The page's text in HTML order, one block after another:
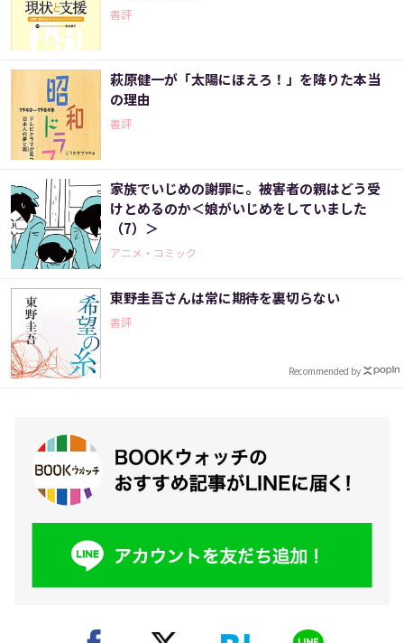
書評
萩原健一が「太陽にほえろ！」を降りた本当
の理由
書評
家族でいじめの謝罪に。被害者の親はどう受
けとめるのか＜娘がいじめをしていました
（7）＞
アニメ・コミック
東野圭吾さんは常に期待を裏切らない
書評
Recommended by